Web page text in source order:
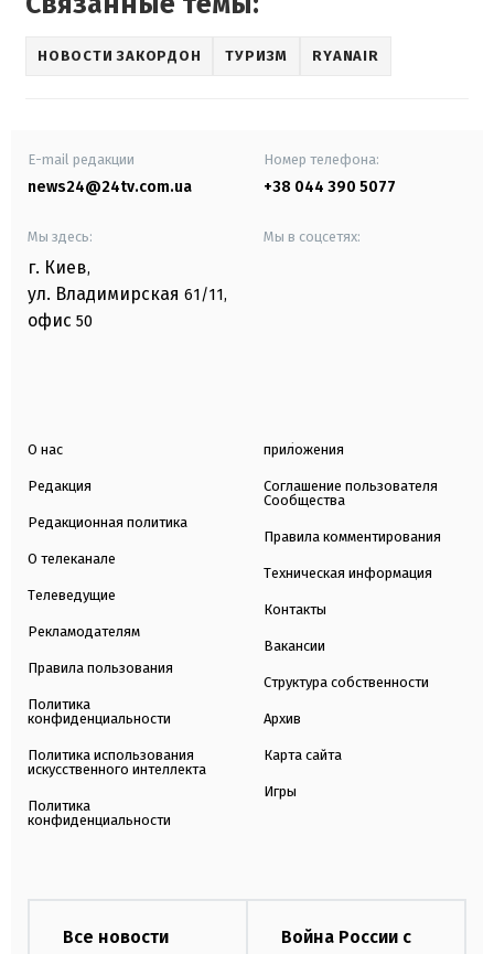
НОВОСТИ ЗАКОРДОН ТУРИЗМ RYANAIR
E-mail редакции
news24@24tv.com.ua
Номер телефона:
+38 044 390 5077
Мы здесь:
г. Киев,
ул. Владимирская 61/11,
офис 50
Мы в соцсетях:
О нас
Редакция
Редакционная политика
О телеканале
Телеведущие
Рекламодателям
Правила пользования
Политика
конфиденциальности
Политика использования
искусственного интеллекта
Политика
конфиденциальности
приложения
Соглашение пользователя
Сообщества
Правила комментирования
Техническая информация
Контакты
Вакансии
Структура собственности
Архив
Карта сайта
Игры
Все новости
Война России с